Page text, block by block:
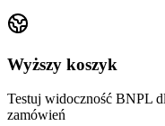
Wyższy koszyk
Testuj widoczność BNPL
zamówień